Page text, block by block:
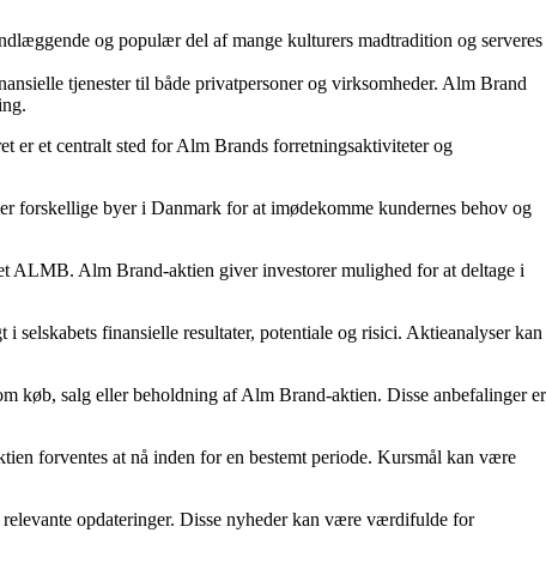
og populær del af mange kulturers madtradition og serveres
tjenester til både privatpersoner og virksomheder. Alm Brand
er et centralt sted for Alm Brands forretningsaktiviteter og
forskellige byer i Danmark for at imødekomme kundernes behov og
ALMB. Alm Brand-aktien giver investorer mulighed for at deltage i
finansielle resultater, potentiale og risici. Aktieanalyser kan
køb, salg eller beholdning af Alm Brand-aktien. Disse anbefalinger er
forventes at nå inden for en bestemt periode. Kursmål kan være
opdateringer. Disse nyheder kan være værdifulde for